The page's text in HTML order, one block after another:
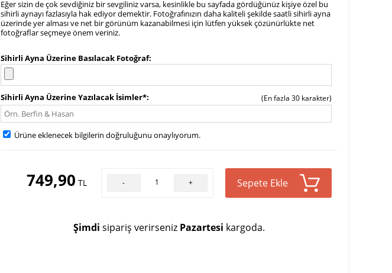
Eğer sizin de çok sevdiğiniz bir sevgiliniz varsa, kesinlikle bu sayfada gördüğünüz kişiye özel bu
sihirli aynayı fazlasıyla hak ediyor demektir. Fotoğrafınızın daha kaliteli şekilde saatli sihirli ayna
üzerinde yer alması ve net bir görünüm kazanabilmesi için lütfen yüksek çözünürlükte net
fotoğraflar seçmeye önem veriniz.
Sihirli Ayna Üzerine Basılacak Fotoğraf
Sihirli Ayna Üzerine Yazılacak İsimler* (En fazla 30 karakter)
Ürüne eklenecek bilgilerin doğruluğunu onaylıyorum.
749,90 TL - + Sepete Ekle
Şimdi sipariş verirseniz Pazartesi kargoda.